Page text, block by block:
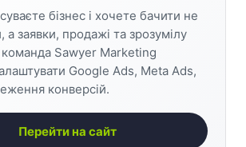
бізнес і хочете бачити не
а заявки, продажі та зрозумілу
Sawyer Marketing
Google Ads, Meta Ads,
конверсій.
Перейти на сайт